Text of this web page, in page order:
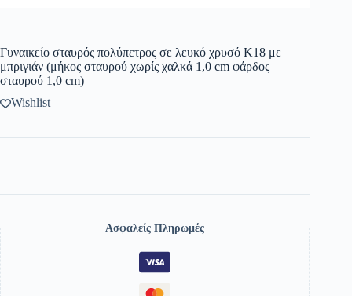
Γυναικείο σταυρός πολύπετρος σε λευκό χρυσό Κ18 με
μπριγιάν (μήκος σταυρού χωρίς χαλκά 1,0 cm φάρδος
σταυρού 1,0 cm)
Wishlist
Ασφαλείς Πληρωμές